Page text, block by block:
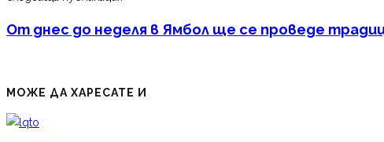
От днес до неделя в Ямбол ще се проведе
МОЖЕ ДА ХАРЕСАТЕ И